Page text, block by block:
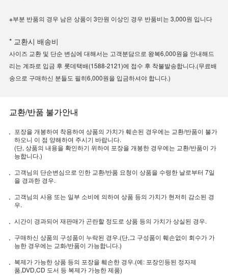
※부분 반품의 경우 남은 상품이 3만원 이상인 경우 반품비는 3,000원 입니다
* 교환시 배송비
사이즈 교환 및 단순 변심에 대해서는 고객분담으로 왕복6,000원을 안내해드
리는 계좌로 입금 후 롯데택배(1588-2121)에 접수 후 착불발송합니다.(무료배
송으로 구매하신 분들도 필히6,000원을 입금하셔야 합니다.)
교환/반품 불가안내
포장을 개봉하여 착용하여 상품의 가치가 훼손된 경우에는 교환/반품이 불가
하오니 이 점 양해하여 주시기 바랍니다.
(단, 상품의 내용을 확인하기 위하여 포장을 개봉한 경우에는 교환/반품이 가
능합니다.)
고객님의 단순변심으로 인한 교환/반품 요청이 상품을 수령한 날로부터 7일
을 경과한 경우.
고객님의 사용 또는 일부 소비에 의하여 상품 등의 가치가 현저히 감소된 경
우.
시간이 경과되어 재판매가 곤란할 정도로 상품 등의 가치가 상실된 경우.
구매하신 상품의 구성품이 누락된 경우.(단,그 구성품이 훼손없이 회수가 가
능한 경우에는 교화/반품이 가능합니다.)
복제가 가능한 상품 등의 포장을 훼손한 경우.(예: 포장인등된 정자제
품,DVD,CD 도서 등 복제가 가능한 제품)